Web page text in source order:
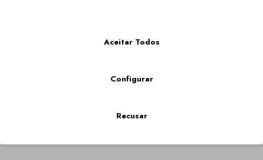
Sandália Maria (Kália Prata)
Aceitar Todos
Configurar
Recusar